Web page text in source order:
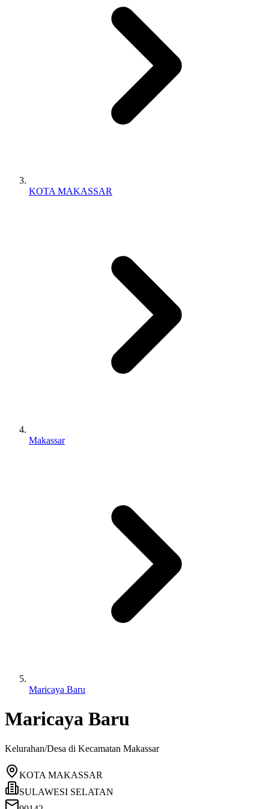
KOTA MAKASSAR
Makassar
Maricaya Baru
Maricaya Baru
Kelurahan/Desa di Kecamatan Makassar
KOTA MAKASSAR
SULAWESI SELATAN